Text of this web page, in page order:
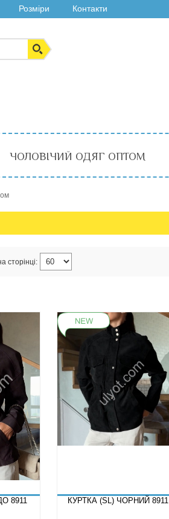
Розміри Контакти
ЧОЛОВІЧИЙ ОДЯГ ОПТОМ
сторінці:
8911 КУРТКА (SL) ЧОРНИЙ 8911